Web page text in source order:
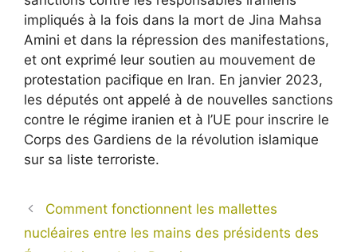
impliqués à la fois dans la mort de Jina Mahsa
Amini et dans la répression des manifestations,
et ont exprimé leur soutien au mouvement de
protestation pacifique en Iran. En janvier 2023,
les députés ont appelé à de nouvelles sanctions
contre le régime iranien et à l’UE pour inscrire le
Corps des Gardiens de la révolution islamique
sur sa liste terroriste.
Comment fonctionnent les mallettes
nucléaires entre les mains des présidents des